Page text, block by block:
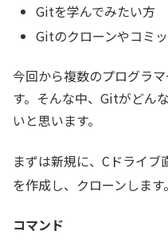
Gitを学んでみたい方
Gitのクローンやコミ
今回から複数のプログラ
す。そんな中、Gitがどん
いと思います。
まずは新規に、Cドライブ
を作成し、クローンします。
コマンド